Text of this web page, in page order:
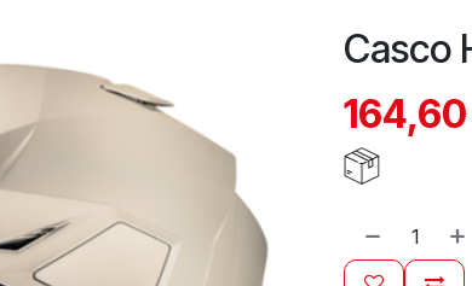
Casco
164,60